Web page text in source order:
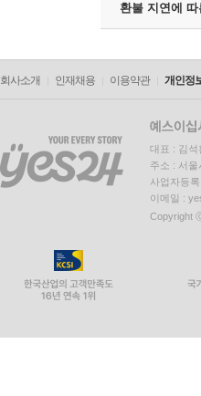
환불 지연에
회사소개 인재채용 이용약관 개인정
대표 : 김석
주소 : 서
사업자등
이메일 :
Copyright